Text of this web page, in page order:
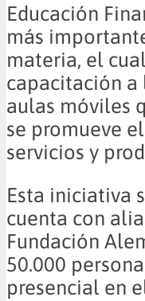
Educación
más
materia, el
capacitación a
aulas móviles
se promueve
servicios y
Esta iniciativa
cuenta con
Fundación
50.000
presencial en